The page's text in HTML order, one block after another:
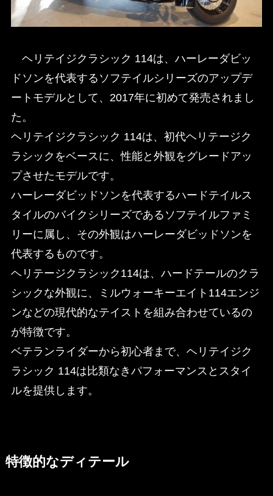
ヘリテイジクラシック 114は、ハーレーダビッ
ドソンを代表するソフテイルシリーズのアップデ
ートモデルとして、2017年に初めて発売されまし
た。
ヘリテイジクラシック 114は、初代ヘリテージク
ラシックをベースに、性能と外観をグレードアッ
プさせたモデルです。
ハーレーダビッドソンを代表するハードテイルス
タイルのバイクシリーズであるソフテイルファミ
リーに属し、その外観はハーレーダビッドソンを
代表するものです。
ヘリテージクラシック114は、ハードテールのクラ
シックな外観に、ミルウォーキーエイト114エンジ
ンなどの現代的なテイストを組み合わせているの
が特徴です。
ベテランライダーから初心者まで、ヘリテイジク
ラシック 114は比類なきパフォーマンスとスタイ
ルを提供します。
特徴的なディテール